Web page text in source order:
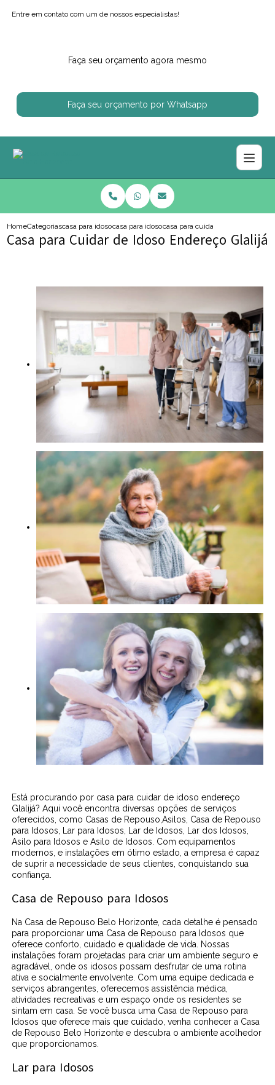
Entre em contato com um de nossos especialistas!
Faça seu orçamento agora mesmo
Faça seu orçamento por Whatsapp
HomeCategoriascasa para idososcasa para idoso com mal de parkinson
casa para cuidar de idoso
Casa para Cuidar de Idoso Endereço Glalijá
Está procurando por casa para cuidar de idoso endereço
Glalijá? Aqui você encontra diversas opções de serviços
oferecidos, como Casas de Repouso,Asilos, Casa de Repouso
para Idosos, Lar para Idosos, Lar de Idosos, Lar dos Idosos,
Asilo para Idosos e Asilo de Idosos. Com equipamentos
modernos, e instalações em ótimo estado, a empresa é capaz
de suprir a necessidade de seus clientes, conquistando sua
confiança.
Casa de Repouso para Idosos
Na Casa de Repouso Belo Horizonte, cada detalhe é pensado
para proporcionar uma Casa de Repouso para Idosos que
oferece conforto, cuidado e qualidade de vida. Nossas
instalações foram projetadas para criar um ambiente seguro e
agradável, onde os idosos possam desfrutar de uma rotina
ativa e socialmente envolvente. Com uma equipe dedicada e
serviços abrangentes, oferecemos assistência médica,
atividades recreativas e um espaço onde os residentes se
sintam em casa. Se você busca uma Casa de Repouso para
Idosos que oferece mais que cuidado, venha conhecer a Casa
de Repouso Belo Horizonte e descubra o ambiente acolhedor
que proporcionamos.
Lar para Idosos